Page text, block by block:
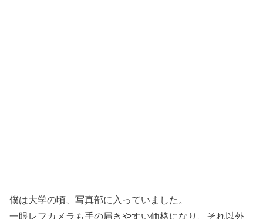
僕は大学の頃、写真部に入っていました。
一眼レフカメラも手の届きやすい価格になり、それ以外